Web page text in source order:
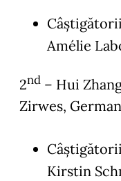
Amélie
2nd – Hui
Zirwes,
Kirstin